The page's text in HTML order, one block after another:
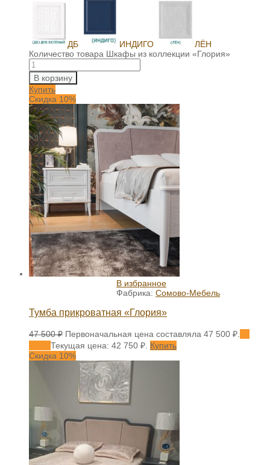
ДБ ИНДИГО
ЛЁН
Количество товара Шкафы из коллекции «Глория»
В корзину
Купить
Скидка 10%
В избранное
Фабрика: Сомово-Мебель
Тумба прикроватная «Глория»
47 500₽ Первоначальная цена составляла 47 500 ₽.
Текущая цена: 42 750 ₽. Купить
Скидка 10%